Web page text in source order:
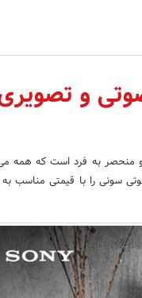
و
منحصر به فرد است که همه
سونی را با قیمتی مناسب